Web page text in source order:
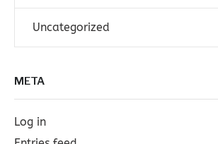
Uncategorized
META
Log in